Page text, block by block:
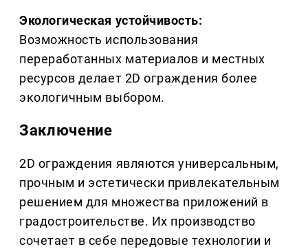
Экологическая устойчивость:
Возможность использования
переработанных материалов и местных
ресурсов делает 2D ограждения более
экологичным выбором.
Заключение
2D ограждения являются универсальным,
прочным и эстетически привлекательным
решением для множества приложений в
градостроительстве. Их производство
сочетает в себе передовые технологии и